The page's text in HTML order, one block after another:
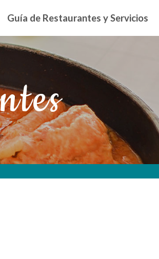
Guía de Restaurantes y Servicios